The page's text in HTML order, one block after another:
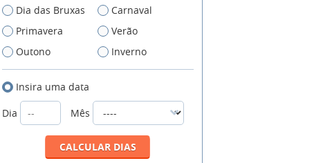
Dia das Bruxas
Carnaval
Primavera
Verão
Outono
Inverno
Insira uma data
Dia
Mês